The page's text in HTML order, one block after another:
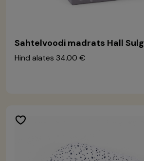
Sahtelvoodi madrats Hall Sulg
Hind alates 34.00 €